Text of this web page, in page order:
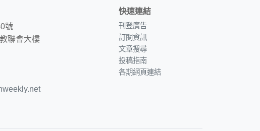
號
會大樓
快速連結
刊登廣告
訂閱資訊
文章搜尋
投稿指南
各期網頁連結